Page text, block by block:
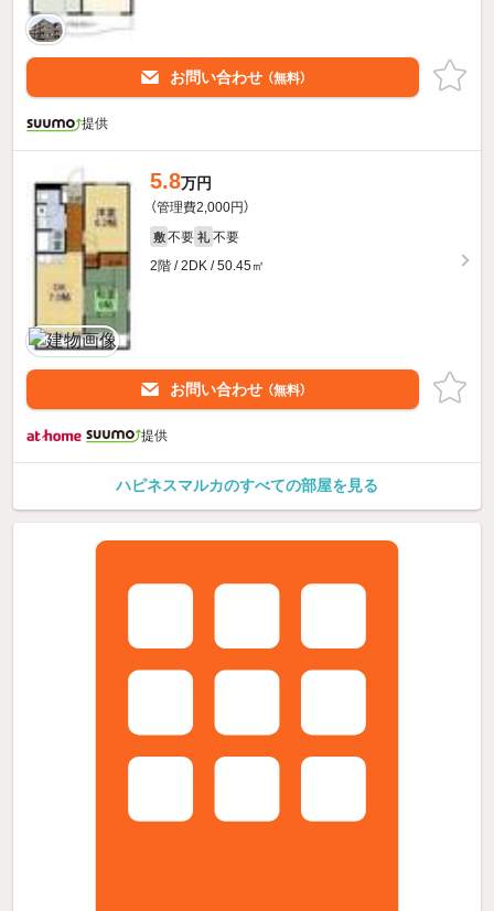
お問い合わせ （無料）
提供
5.8万円
（管理費2,000円）
敷 不要 礼 不要
2階 / 2DK / 50.45㎡
お問い合わせ （無料）
提供
ハピネスマルカのすべての部屋を見る